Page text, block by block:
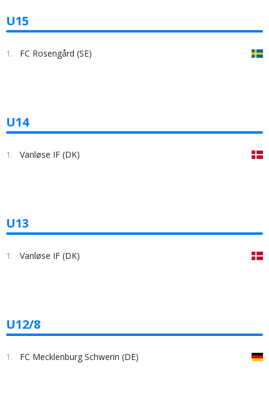
U15
1. FC Rosengård (SE)
U14
1. Vanløse IF (DK)
U13
1. Vanløse IF (DK)
U12/8
1. FC Mecklenburg Schwerin (DE)